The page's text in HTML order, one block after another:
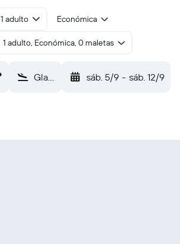
1 adulto Económica
1 adulto, Económica, 0 maletas
Gladstone (GLT) sáb. 5/9 - sáb. 12/9